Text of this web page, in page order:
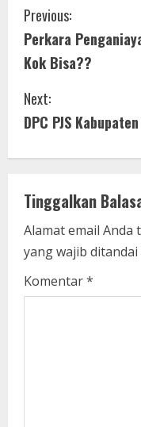
C
o
n
t
i
n
u
e
R
Previous:
Perkara
Kok Bisa??
Next:
DPC PJS
Tinggalkan
Alamat email Anda
yang wajib ditandai
Komentar*